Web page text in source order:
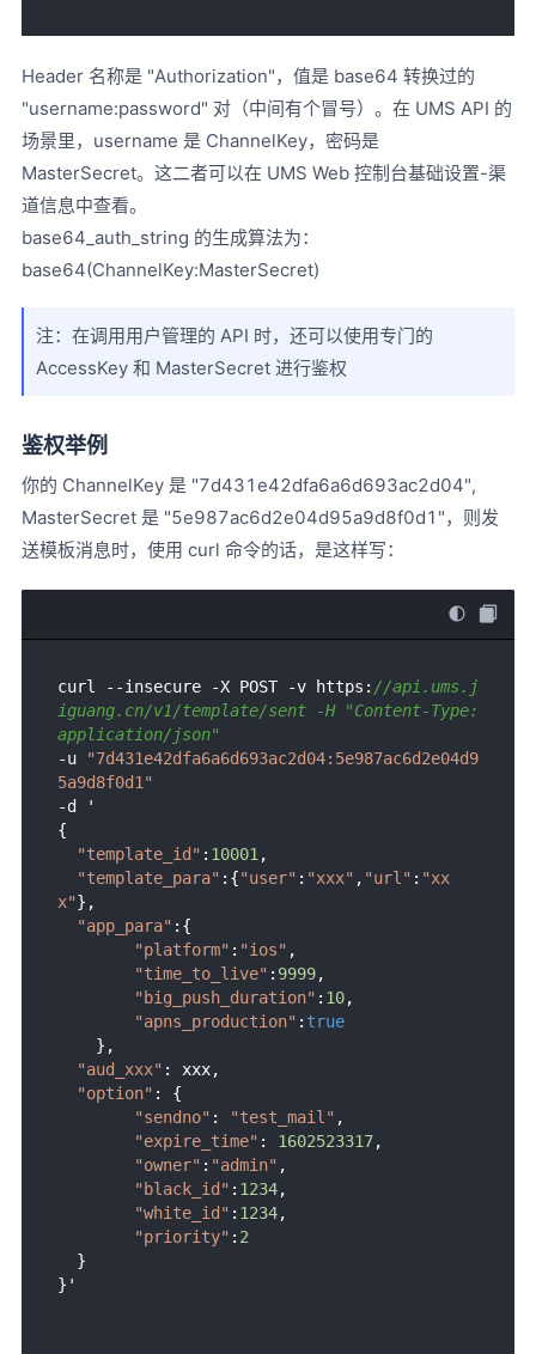
Header 名称是 "Authorization"，值是 base64 转换过的
"username:password" 对（中间有个冒号）。在 UMS API 的
场景里，username 是 ChannelKey，密码是
MasterSecret。这二者可以在 UMS Web 控制台基础设置-渠
道信息中查看。
base64_auth_string 的生成算法为：
base64(ChannelKey:MasterSecret)
注：在调用用户管理的 API 时，还可以使用专门的
AccessKey 和 MasterSecret 进行鉴权
鉴权举例
你的 ChannelKey 是 "7d431e42dfa6a6d693ac2d04",
MasterSecret 是 "5e987ac6d2e04d95a9d8f0d1"，则发
送模板消息时，使用 curl 命令的话，是这样写：
curl --insecure -X POST -v https: //api.ums.j
iguang.cn/v1/template/sent -H "Content-Type:
application/json"
-u
"7d431e42dfa6a6d693ac2d04:5e987ac6d2e04d9
5a9d8f0d1"
-d '
{
"template_id" : 10001 ,
"template_para" :{"user" : "xxx" , "url" : "xx
x"},
"app_para" :{
"platform" : "ios" ,
"time_to_live" : 9999,
"big_push_duration" : 10,
"apns_production" : true
"aud_xxx" : xxx,
"option" : {
"sendno" : "test_mail" ,
"expire_time" : 1602523317,
"owner" : "admin" ,
"black_id" : 1234,
"white_id" : 1234,
"priority" : 2